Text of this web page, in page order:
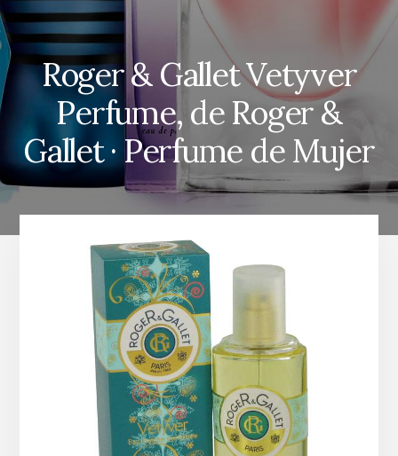
Roger & Gallet Vetyver
Perfume, de Roger &
Gallet · Perfume de Mujer